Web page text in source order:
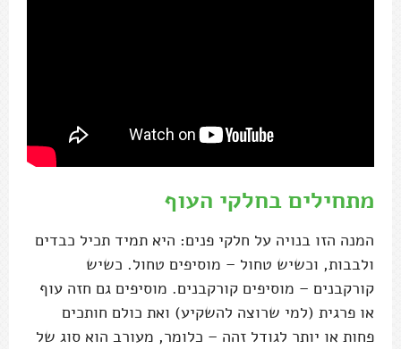
מתחילים בחלקי העוף
המנה הזו בנויה על חלקי פנים: היא תמיד תכיל כבדים
ולבבות, וכשיש טחול – מוסיפים טחול. כשיש
קורקבנים – מוסיפים קורקבנים. מוסיפים גם חזה עוף
או פרגית (למי שרוצה להשקיע) ואת כולם חותכים
פחות או יותר לגודל זהה – כלומר, מעורב הוא סוג של